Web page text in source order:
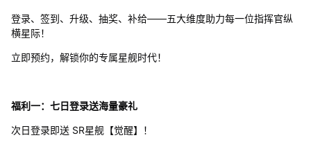
登录、签到、升级、抽奖、补给——五大维度助力每一位指挥官纵
横星际！
立即预约，解锁你的专属星舰时代！
福利一：七日登录送海量豪礼
次日登录即送 SR星舰【觉醒】！